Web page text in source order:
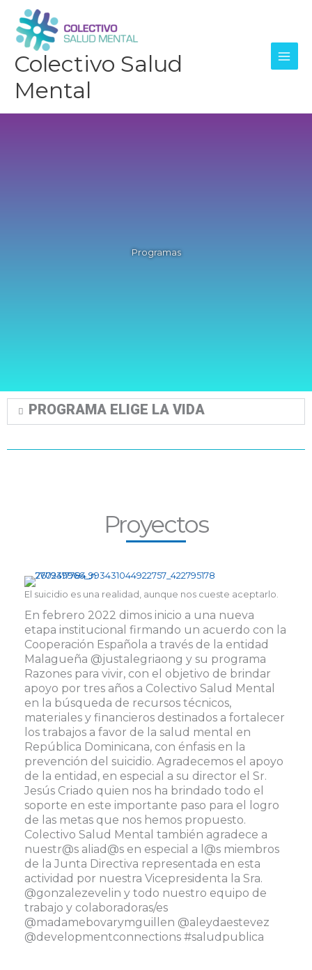
content
Colectivo Salud
Mental
Programas
PROGRAMA ELIGE LA VIDA
Proyectos
El suicidio es una realidad, aunque nos cueste aceptarlo.
En febrero 2022 dimos inicio a una nueva
etapa institucional firmando un acuerdo con la
Cooperación Española a través de la entidad
Malagueña @justalegriaong y su programa
Razones para vivir, con el objetivo de brindar
apoyo por tres años a Colectivo Salud Mental
en la búsqueda de recursos técnicos,
materiales y financieros destinados a fortalecer
los trabajos a favor de la salud mental en
República Dominicana, con énfasis en la
prevención del suicidio. Agradecemos el apoyo
de la entidad, en especial a su director el Sr.
Jesús Criado quien nos ha brindado todo el
soporte en este importante paso para el logro
de las metas que nos hemos propuesto.
Colectivo Salud Mental también agradece a
nuestr@s aliad@s en especial a l@s miembros
de la Junta Directiva representada en esta
actividad por nuestra Vicepresidenta la Sra.
@gonzalezevelin y todo nuestro equipo de
trabajo y colaboradoras/es
@madamebovarymguillen @aleydaestevez
@developmentconnections #saludpublica